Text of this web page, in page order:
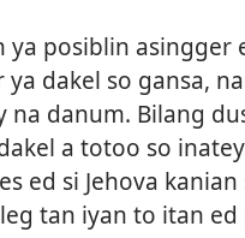
ya posiblin asingger
ya dakel so gansa,
danum. Bilang
a totoo so
ed si Jehova
tan iyan to itan